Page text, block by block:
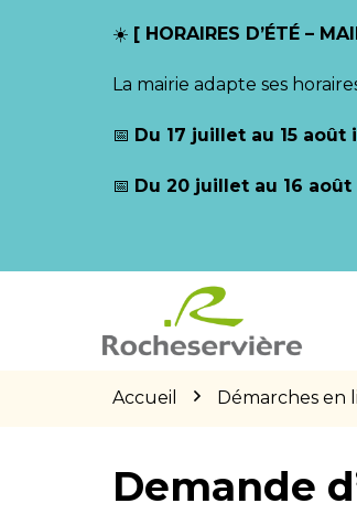
☀️ [ HORAIRES D’ÉTÉ –
La mairie adapte ses
📅 Du 17 juillet au 15 août
📅 Du 20 juillet au 16
Accueil Démarches en
Demande